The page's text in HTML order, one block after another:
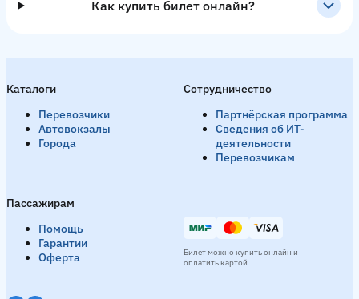
Как купить билет онлайн?
Каталоги
Перевозчики
Автовокзалы
Города
Пассажирам
Помощь
Гарантии
Оферта
Сотрудничество
Партнёрская программа
Сведения об ИТ-
деятельности
Перевозчикам
Билет можно купить онлайн и
оплатить картой